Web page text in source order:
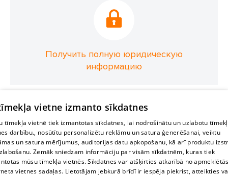
Получить полную юридическую
информацию
vietne izmanto sīkdatnes
tīmekļa vietnē tiek izmantotas sīkdatnes, lai nodrošinātu un uzlabotu
darbību., nosūtītu personalizētu reklāmu un satura ģenerēšanai, veiktu
un satura mērījumus, auditorijas datu apkopošanu, kā arī produktu
Zemāk sniedzam informāciju par visām sīkdatnēm, kuras tiek
mūsu tīmekļa vietnēs. Sīkdatnes var atšķirties atkarībā no
vietnes sadaļas. Lietotājam jebkurā brīdī ir iespēja piekrist, atteikties